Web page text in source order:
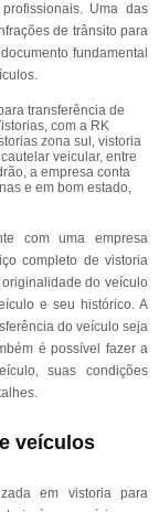
Uma das
de trânsito para
fundamental
transferência de
com a RK
zona sul, vistoria
veicular, entre
a empresa conta
e em bom estado,
com uma empresa
completo de vistoria
do veículo
e seu histórico. A
do veículo seja
é possível fazer a
suas condições
veículos
em vistoria para